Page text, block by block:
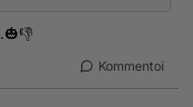
Kommentoi